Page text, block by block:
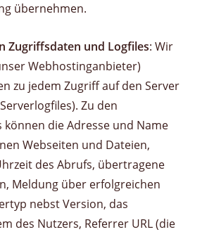
übernehmen.
Zugriffsdaten und Logfiles: Wir
Webhostinganbieter)
zu jedem Zugriff auf den Server
Zu den
können die Adresse und Name
Webseiten und Dateien,
des Abrufs, übertragene
Meldung über erfolgreichen
nebst Version, das
des Nutzers, Referrer URL (die